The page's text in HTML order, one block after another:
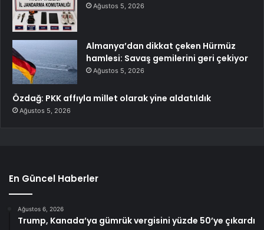
Ağustos 5, 2026
Almanya’dan dikkat çeken Hürmüz
hamlesi: Savaş gemilerini geri çekiyor
Ağustos 5, 2026
Özdağ: PKK affıyla millet olarak yine aldatıldık
Ağustos 5, 2026
En Güncel Haberler
Ağustos 6, 2026
Trump, Kanada’ya gümrük vergisini yüzde 50’ye çıkardı